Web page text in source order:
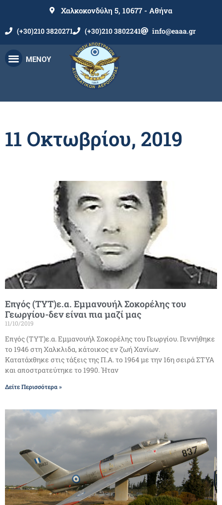
Χαλκοκονδύλη 5, 10677 - Αθήνα
(+30)210 3820271 (+30)210 3802241 info@eaaa.gr
ΜΕΝΟΥ
11 Οκτωβρίου, 2019
Επγός (ΤΥΤ)ε.α. Εμμανουήλ Σοκορέλης του
Γεωργίου-δεν είναι πια μαζί μας
11/10/2019
Επγός (ΤΥΤ)ε.α. Εμμανουήλ Σοκορέλης του Γεωργίου. Γεννήθηκε
το 1946 στη Χαλκλιδα, κάτοικος εν ζωή Χανίων.
Κατατάχθηκε στις τάξεις της Π.Α. το 1964 με την 16η σειρά ΣΤΥΑ
και αποστρατεύτηκε το 1990. Ήταν
Δείτε Περισσότερα »